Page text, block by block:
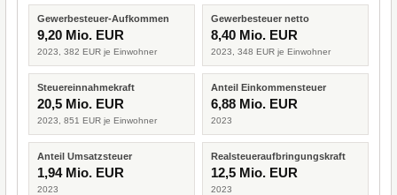
Gewerbesteuer-Aufkommen
9,20 Mio. EUR
2023, 382 EUR je Einwohner
Gewerbesteuer netto
8,40 Mio. EUR
2023, 348 EUR je Einwohner
Steuereinnahmekraft
20,5 Mio. EUR
2023, 851 EUR je Einwohner
Anteil Einkommensteuer
6,88 Mio. EUR
2023
Anteil Umsatzsteuer
1,94 Mio. EUR
2023
Realsteueraufbringungskraft
12,5 Mio. EUR
2023